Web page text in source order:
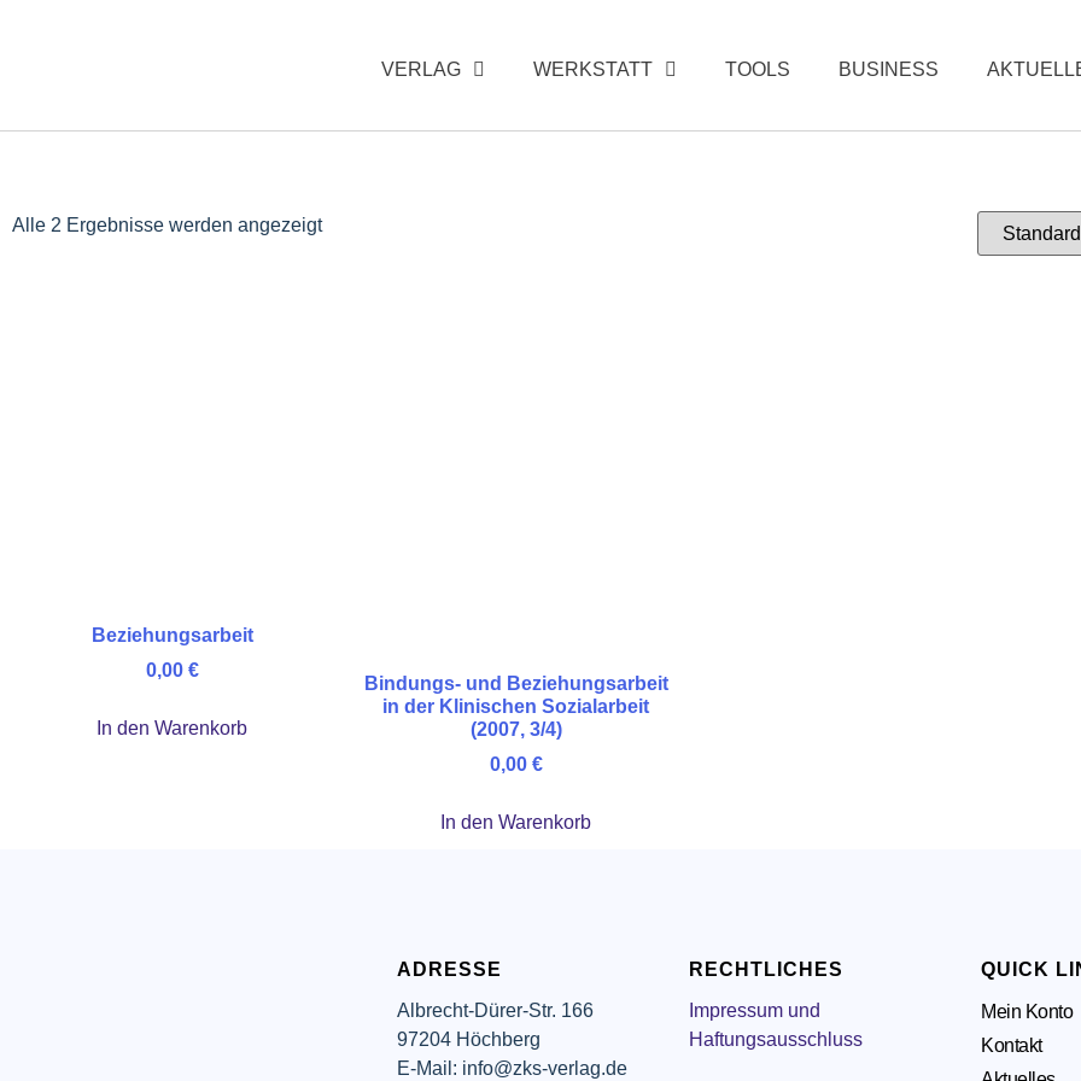
VERLAG WERKSTATT TOOLS BUSINESS
Alle 2 Ergebnisse werden angezeigt
Beziehungsarbeit
0,00 €
In den Warenkorb
Bindungs- und Beziehungsarbeit
in der Klinischen Sozialarbeit
(2007, 3/4)
0,00 €
In den Warenkorb
ADRESSE
Albrecht-Dürer-Str. 166
97204 Höchberg
E-Mail: info@zks-verlag.de
RECHTLICHES
Impressum und
Haftungsausschluss
QUICK
Mein Konto
Kontakt